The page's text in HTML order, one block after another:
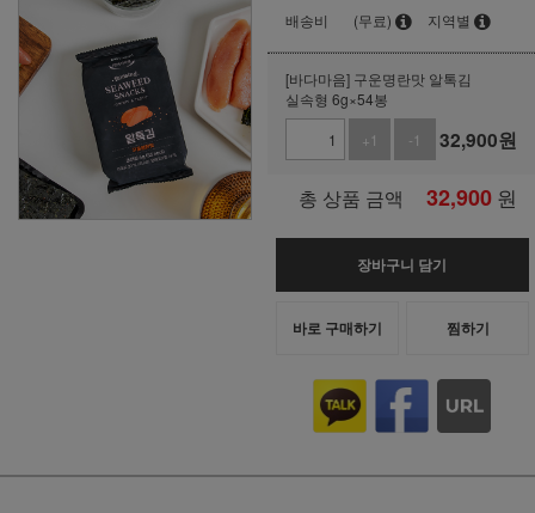
배송비
(무료) 지역별
[바다마음] 구운명란맛 알톡김
실속형 6g×54봉
+1
-1 32,900원
총 상품 금액 32,900 원
장바구니 담기
바로 구매하기 찜하기